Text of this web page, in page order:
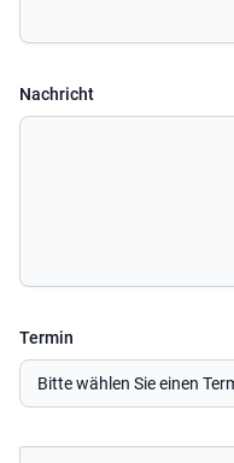
Nachricht
Termin